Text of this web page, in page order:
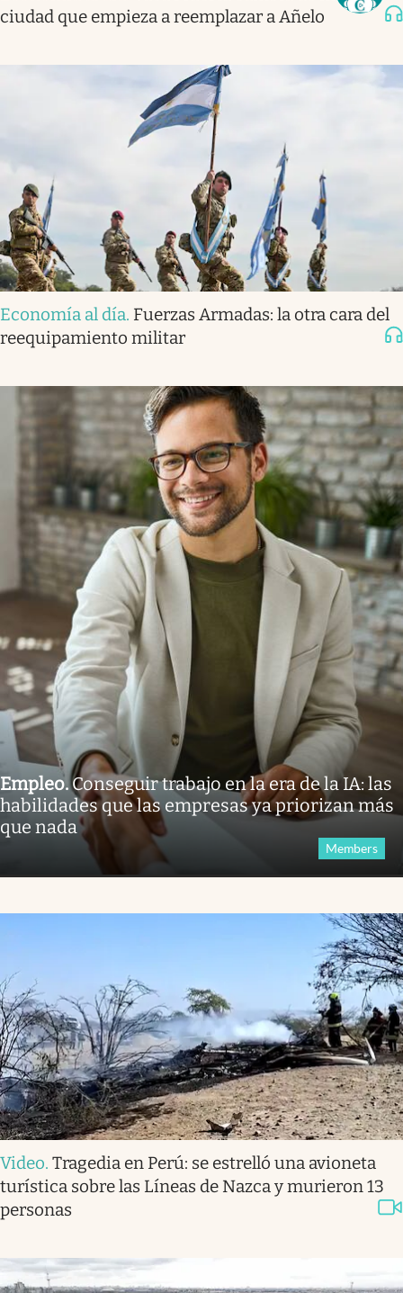
ciudad que empieza a reemplazar a Añelo
Economía al día. Fuerzas Armadas: la otra cara del
reequipamiento militar
Empleo.Conseguir trabajo en la era de la IA: las
habilidades que las empresas ya priorizan más
que nada
Members
Video. Tragedia en Perú: se estrelló una avioneta
turística sobre las Líneas de Nazca y murieron 13
personas